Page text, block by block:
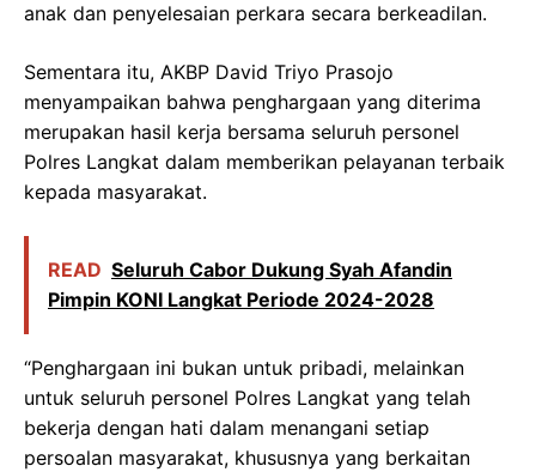
anak dan penyelesaian perkara secara berkeadilan.
Sementara itu, AKBP David Triyo Prasojo
menyampaikan bahwa penghargaan yang diterima
merupakan hasil kerja bersama seluruh personel
Polres Langkat dalam memberikan pelayanan terbaik
kepada masyarakat.
READ Seluruh Cabor Dukung Syah Afandin
Pimpin KONI Langkat Periode 2024-2028
“Penghargaan ini bukan untuk pribadi, melainkan
untuk seluruh personel Polres Langkat yang telah
bekerja dengan hati dalam menangani setiap
persoalan masyarakat, khususnya yang berkaitan